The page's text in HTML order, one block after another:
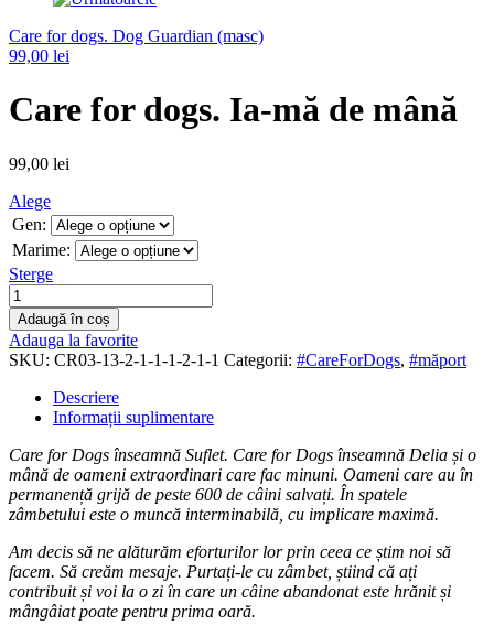
Care for dogs. Dog Guardian (masc)
99,00 lei
Care for dogs. Ia-mă de mână
99,00 lei
Alege
Gen:
Marime:
Sterge
Adaugă în coș
Adauga la favorite
SKU: CR03-13-2-1-1-1-2-1-1 Categorii: #CareForDogs, #măport
Descriere
Informații suplimentare
Care for Dogs înseamnă Suflet. Care for Dogs înseamnă Delia și o
mână de oameni extraordinari care fac minuni. Oameni care au în
permanență grijă de peste 600 de câini salvați. În spatele
zâmbetului este o muncă interminabilă, cu implicare maximă.
Am decis să ne alăturăm eforturilor lor prin ceea ce știm noi să
facem. Să creăm mesaje. Purtați-le cu zâmbet, știind că ați
contribuit și voi la o zi în care un câine abandonat este hrănit și
mângâiat poate pentru prima oară.